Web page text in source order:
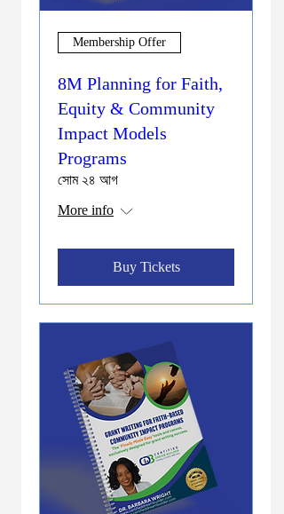
Membership Offer
8M Planning for Faith,
Equity & Community
Impact Models
Programs
সোম ২৪ আগ
More info
Buy Tickets